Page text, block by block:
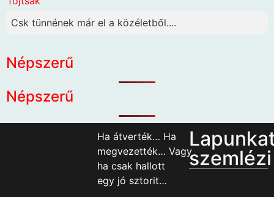
Csk tünnének már el a közéletből....
Népszerű
Népszerű
Ha átverték… Ha
megvezették… Vagy
ha csak hallott
egy jó sztorit…
szemlézi